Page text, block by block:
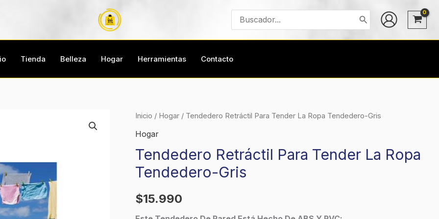
Buscar
por:
Tienda Belleza Hogar Herramientas Contacto
Inicio / Hogar/ Tendedero Retráctil Para Tender La Ropa Tendedero-Gris
Hogar
Tendedero Retráctil Para Tender La Ropa
Tendedero-Gris
$15.990
Tendedero
Retráctil
Tender
Tendedero-
Gris